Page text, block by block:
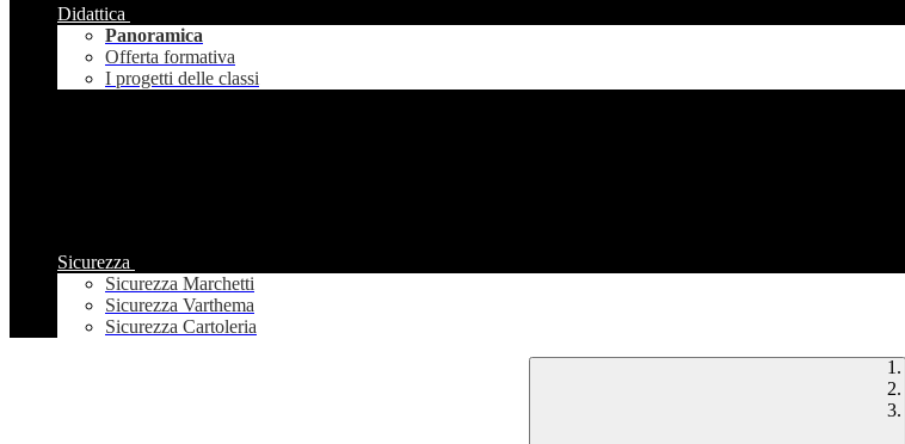
Didattica
Panoramica
Offerta formativa
I progetti delle classi
Sicurezza
Sicurezza Marchetti
Sicurezza Varthema
Sicurezza Cartoleria